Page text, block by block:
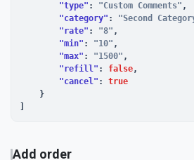
"type" : "Custom Comments" ,
"category" : "Second
"rate" : "8" ,
"min" : "10" ,
"max" : "1500" ,
"refill" : false,
"cancel" : true
Add order